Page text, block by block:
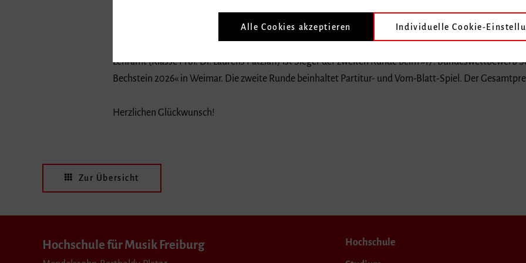
Luis Jäckel, Student der Musikhochschule Freiburg in den Fächern Bachelor Chorleitung (Klasse Prof.
Lehramt (Klasse Prof. Dr. Laurens Patzlaff) ist Sieger der zweiten Runde beim »17. Bundeswettbewerb
Bechstein 2026« in Weimar. Die zweite Runde beinhaltet Partitur- und Vom-Blatt-Spiel. Der
Herzlichen Glückwunsch!
Zur Übersicht
Hochschule für Musik Freiburg Hochschule
Alle Cookies akzeptieren Individuelle Cookie-